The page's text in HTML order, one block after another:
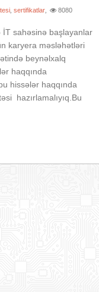
,sertifikatlar 8080
sahəsinə başlayanlar
karyera məsləhətləri
beynəlxalq
haqqında
hissələr haqqında
hazırlamalıyıq.Bu